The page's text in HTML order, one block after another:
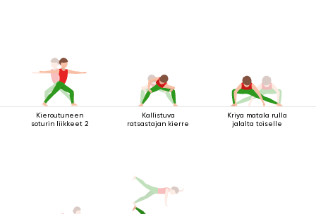
Kieroutuneen
soturin liikkeet 2
Kallistuva
ratsastajan kierre
Kriya matala rulla
jalalta toiselle